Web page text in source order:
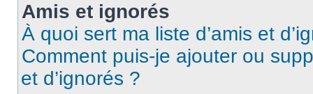
Amis et ignorés
À quoi sert ma liste d’amis et
Comment puis-je ajouter ou
et d’ignorés ?